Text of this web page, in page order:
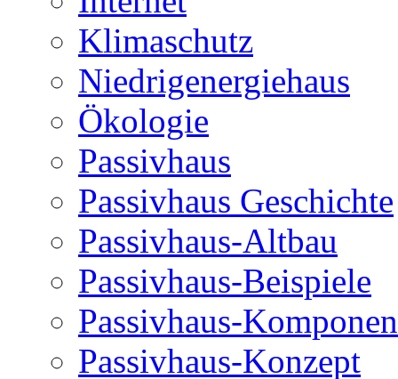
Klimaschutz
Niedrigenergiehaus
Ökologie
Passivhaus
Passivhaus Geschichte
Passivhaus-Altbau
Passivhaus-Beispiele
Passivhaus-
Passivhaus-Konzept